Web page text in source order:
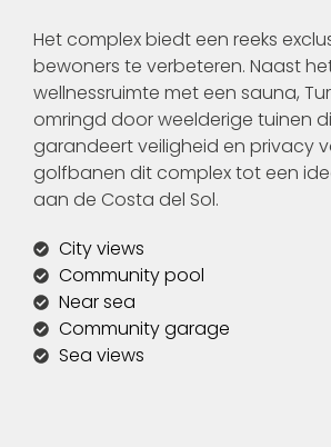
Het complex biedt een reeks
bewoners te verbeteren. Naast
wellnessruimte met een sauna,
omringd door weelderige tuinen
garandeert veiligheid en privacy
golfbanen dit complex tot een
aan de Costa del Sol.
City views
Community pool
Near sea
Community garage
Sea views